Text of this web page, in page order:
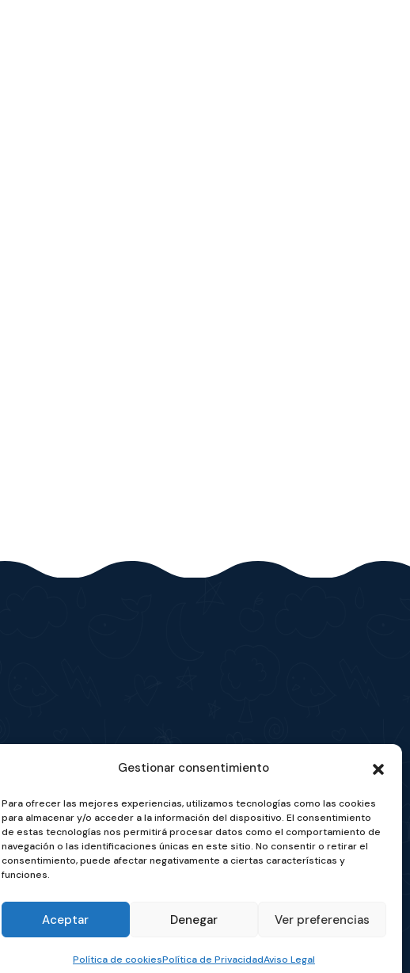
Gestionar consentimiento
Para ofrecer las mejores experiencias, utilizamos tecnologías como las cookies
para almacenar y/o acceder a la información del dispositivo. El consentimiento
de estas tecnologías nos permitirá procesar datos como el comportamiento de
navegación o las identificaciones únicas en este sitio. No consentir o retirar el
consentimiento, puede afectar negativamente a ciertas características y
funciones.
Aceptar Denegar Ver preferencias
Política de cookiesPolítica de PrivacidadAviso Legal
Cosculluela, 32-36, Ejea de los Caballeros
(Zaragoza)
66 30 15